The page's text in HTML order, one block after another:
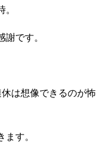
です。
は想像できるのが怖
す。